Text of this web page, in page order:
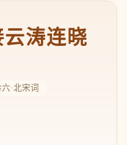
云涛连晓
·北宋词